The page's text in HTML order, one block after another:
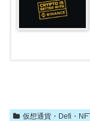
仮想通貨・Defi・